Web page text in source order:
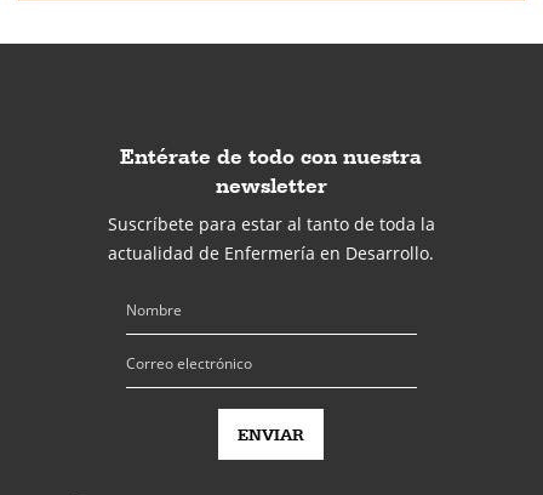
Entérate de todo con nuestra
newsletter
Suscríbete para estar al tanto de toda la
actualidad de Enfermería en Desarrollo.